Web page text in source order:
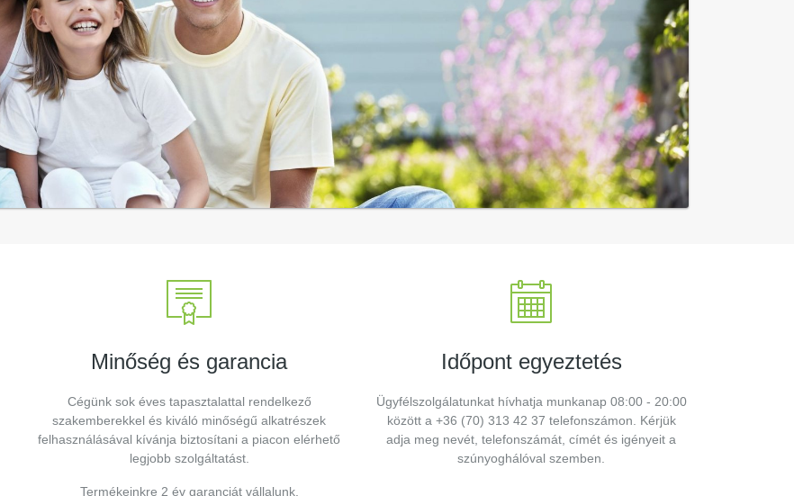
Minőség és garancia
Cégünk sok éves tapasztalattal rendelkező
szakemberekkel és kiváló minőségű alkatrészek
felhasználásával kívánja biztosítani a piacon elérhető
legjobb szolgáltatást.
Termékeinkre 2 év garanciát vállalunk.
Időpont egyeztetés
Ügyfélszolgálatunkat hívhatja munkanap 08:00 - 20:00
között a +36 (70) 313 42 37 telefonszámon. Kérjük
adja meg nevét, telefonszámát, címét és igényeit a
szúnyoghálóval szemben.